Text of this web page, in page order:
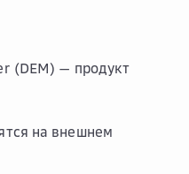
(DEM) — продукт
на внешнем